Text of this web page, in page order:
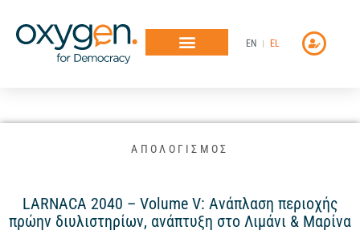
στο
περιεχόμενο
EN EL
ΑΠΟΛΟΓΙΣΜΟΣ
LARNACA 2040 – Volume V: Ανάπλαση περιοχής
πρώην διυλιστηρίων, ανάπτυξη στο Λιμάνι & Μαρίνα